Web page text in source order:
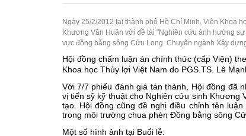
Ngày 25/2/2012 tại thành phố Hồ Chí Minh, Viện Khoa
Khương Văn Huân với đề tài "Nghiên cứu ảnh hưởng
vực đồng bằng sông Cửu Long. Chuyên ngành Xây
Hội đồng chấm luận án chính thức (cấp Viện)
Khoa học Thủy lợi Việt Nam do PGS.TS. Lê
Với 7/7 phiếu đánh giá tán thành, Hội đồng đã
vị tiến sỹ kỹ thuật cho Nghiên cứu sinh Khương
tạo. Hội đồng cũng đề nghị điều chỉnh tên
trong môi trường chua phèn Đồng bằng sông
Một số hình ảnh tại Buổi lễ: